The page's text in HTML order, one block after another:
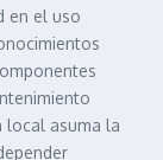
en el uso
local asuma la